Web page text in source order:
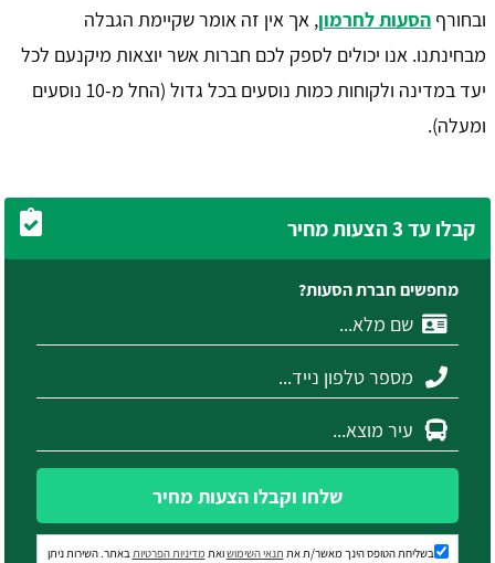
ובחורף הסעות לחרמון, אך אין זה אומר שקיימת הגבלה
מבחינתנו. אנו יכולים לספק לכם חברות אשר יוצאות מיקנעם לכל
יעד במדינה ולקוחות כמות נוסעים בכל גדול (החל מ-10 נוסעים
ומעלה).
קבלו עד 3 הצעות מחיר
מחפשים חברת הסעות?
שלחו וקבלו הצעות מחיר
בשליחת הטופס הינך מאשר/ת את תנאי השימושואת מדיניות הפרטיותבאתר. השירות ניתן